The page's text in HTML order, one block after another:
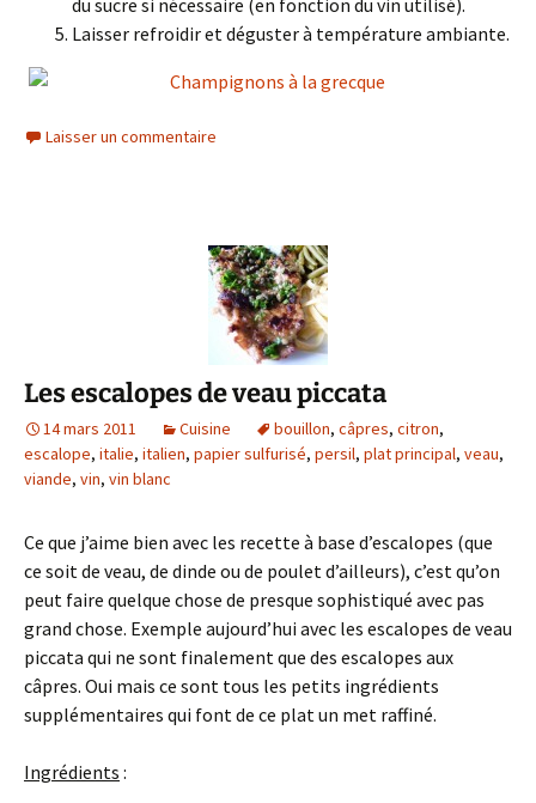
du sucre si nécessaire (en fonction du vin utilisé).
Laisser refroidir et déguster à température ambiante.
Laisser un commentaire
Les escalopes de veau piccata
14 mars 2011 Cuisine bouillon, câpres, citron,
escalope, italie, italien, papier sulfurisé, persil, plat principal, veau,
viande, vin, vin blanc
Ce que j’aime bien avec les recette à base d’escalopes (que
ce soit de veau, de dinde ou de poulet d’ailleurs), c’est qu’on
peut faire quelque chose de presque sophistiqué avec pas
grand chose. Exemple aujourd’hui avec les escalopes de veau
piccata qui ne sont finalement que des escalopes aux
câpres. Oui mais ce sont tous les petits ingrédients
supplémentaires qui font de ce plat un met raffiné.
Ingrédients :